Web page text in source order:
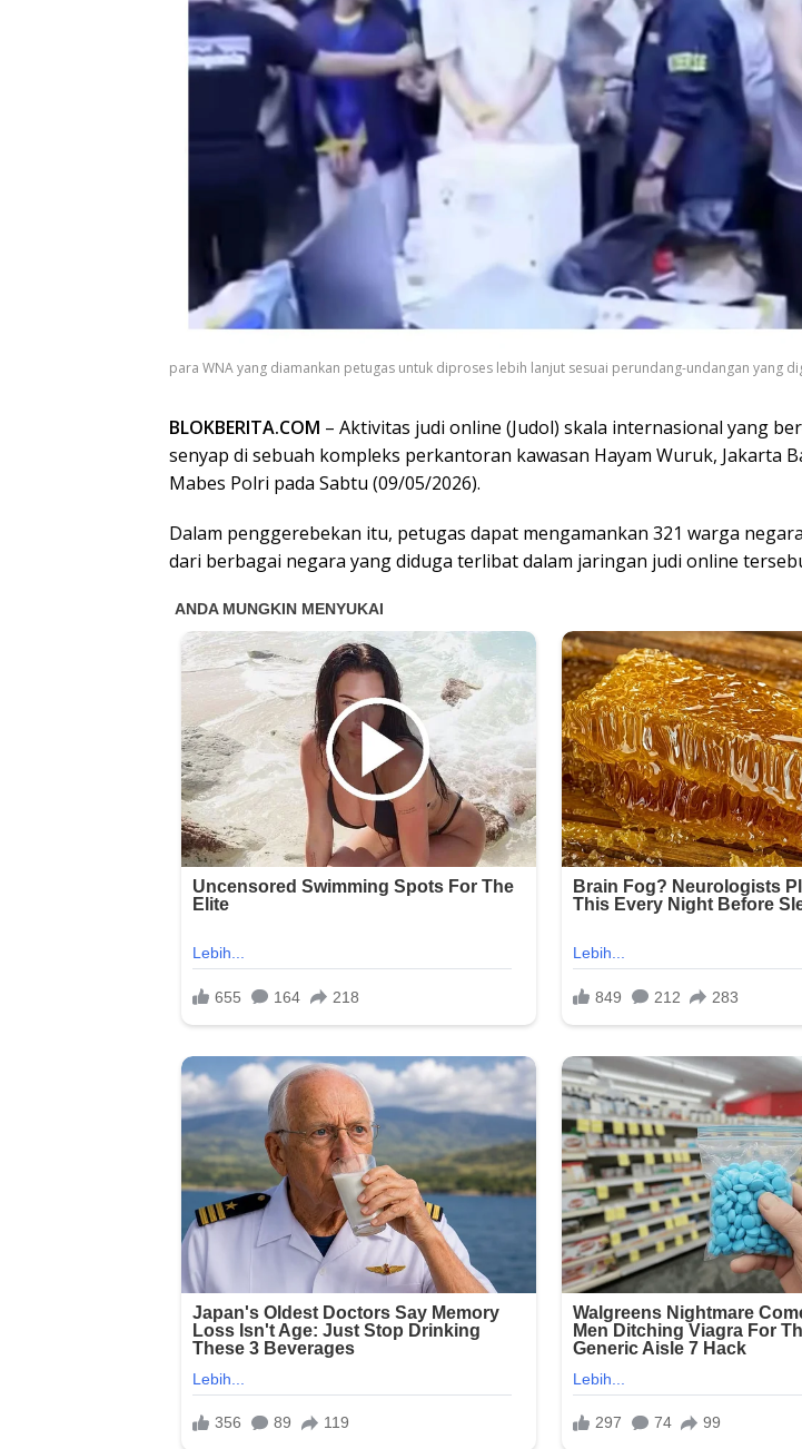
para WNA yang diamankan petugas untuk diproses lebih lanjut sesuai perundang-undangan yang
BLOKBERITA.COM – Aktivitas judi online (Judol) skala internasional yang
senyap di sebuah kompleks perkantoran kawasan Hayam Wuruk, Jakarta
Mabes Polri pada Sabtu (09/05/2026).
Dalam penggerebekan itu, petugas dapat mengamankan 321 warga
dari berbagai negara yang diduga terlibat dalam jaringan judi online